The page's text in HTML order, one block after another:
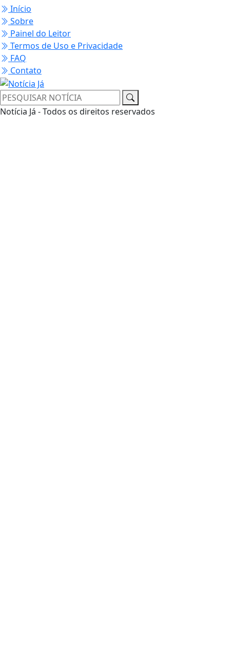
Início
Sobre
Painel do Leitor
Termos de Uso e Privacidade
FAQ
Contato
Notícia Já - Todos os direitos reservados